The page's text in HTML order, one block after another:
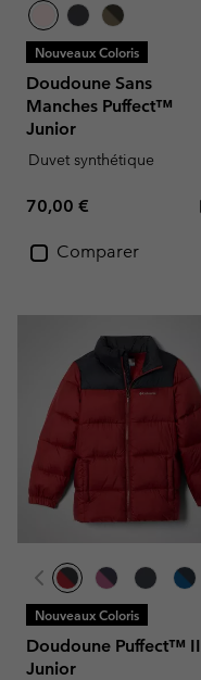
Nouveaux Coloris
Doudoune Sans
Manches Puffect™
Junior
Duvet synthétique
Regular price:
70,00 €
Comparer
Nouveaux Coloris
Doudoune Puffect™ II
Junior